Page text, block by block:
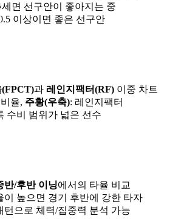
면 선구안이 좋아지는 중
이상이면 좋은 선구안
(FPCT)과 레인지팩터(RF) 이중 차트
율, 주황(우축): 레인지팩터
수비 범위가 넓은 선수
반/후반 이닝에서의 타율 비교
이 높으면 경기 후반에 강한 타자
턴으로 체력/집중력 분석 가능